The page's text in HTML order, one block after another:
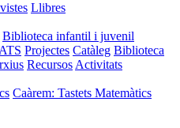
Llibres
Biblioteca infantil i juvenil
Projectes Catàleg Biblioteca
Recursos Activitats
Caàrem: Tastets Matemàtics